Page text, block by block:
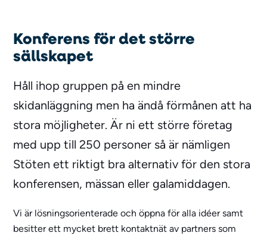
Konferens för det större
sällskapet
Håll ihop gruppen på en mindre
skidanläggning men ha ändå förmånen att ha
stora möjligheter. Är ni ett större företag
med upp till 250 personer så är nämligen
Stöten ett riktigt bra alternativ för den stora
konferensen, mässan eller galamiddagen.
Vi är lösningsorienterade och öppna för alla idéer samt
besitter ett mycket brett kontaktnät av partners som